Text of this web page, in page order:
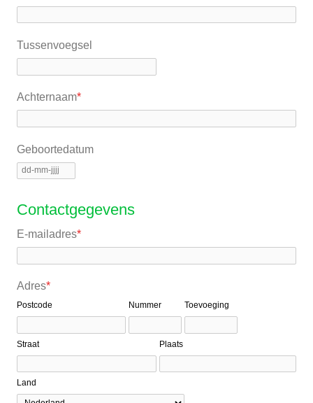
Tussenvoegsel
Achternaam*
Geboortedatum
Contactgegevens
E-mailadres*
Adres*
Postcode Nummer Toevoeging
Straat Plaats
Land